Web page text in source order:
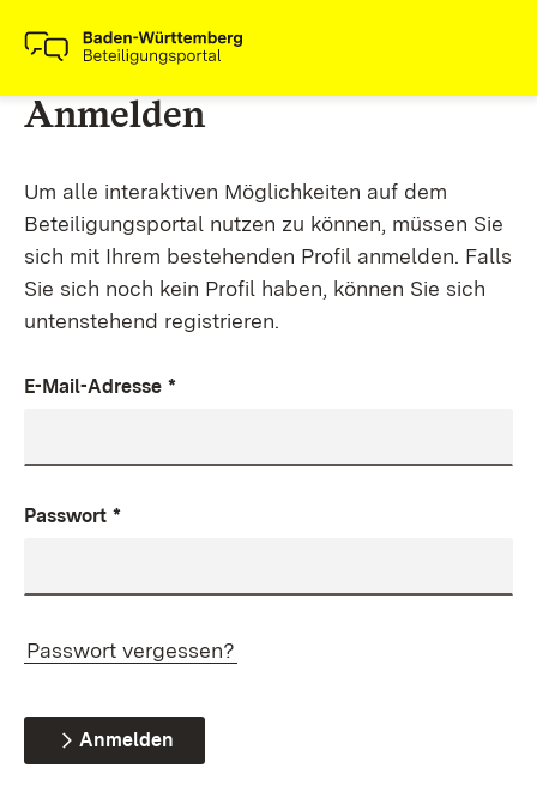
Anmelden
Um alle interaktiven Möglichkeiten auf dem
Beteiligungsportal nutzen zu können, müssen Sie
sich mit Ihrem bestehenden Profil anmelden. Falls
Sie sich noch kein Profil haben, können Sie sich
untenstehend registrieren.
E-Mail-Adresse *
Passwort *
Passwort vergessen?
Anmelden